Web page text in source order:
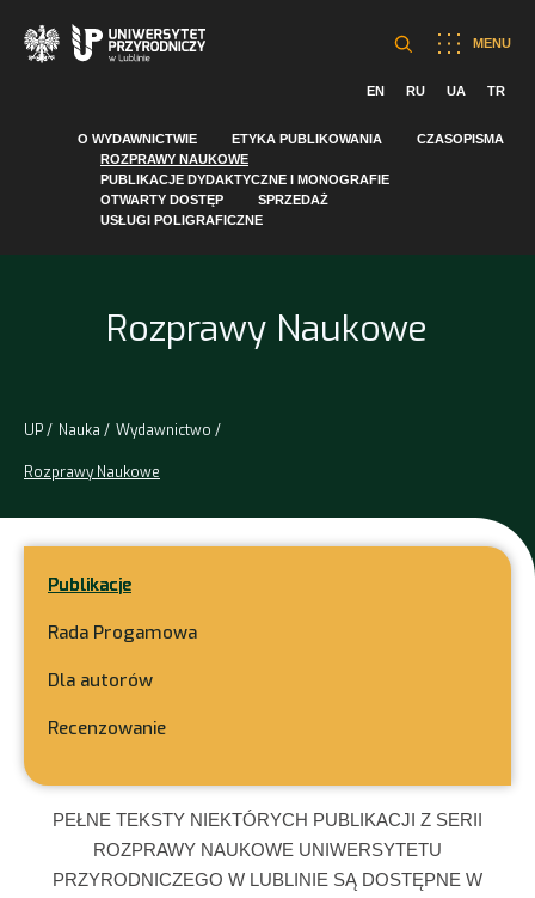
MENU
EN RU UA TR
O WYDAWNICTWIE ETYKA PUBLIKOWANIA
CZASOPISMA
ROZPRAWY NAUKOWE
PUBLIKACJE DYDAKTYCZNE I MONOGRAFIE
OTWARTY DOSTĘP
SPRZEDAŻ
USŁUGI POLIGRAFICZNE
Rozprawy Naukowe
UP Nauka Wydawnictwo
Rozprawy Naukowe
Publikacje
Rada Progamowa
Dla autorów
Recenzowanie
PEŁNE TEKSTY NIEKTÓRYCH PUBLIKACJI Z SERII
ROZPRAWY NAUKOWE UNIWERSYTETU
PRZYRODNICZEGO W LUBLINIE SĄ DOSTĘPNE W